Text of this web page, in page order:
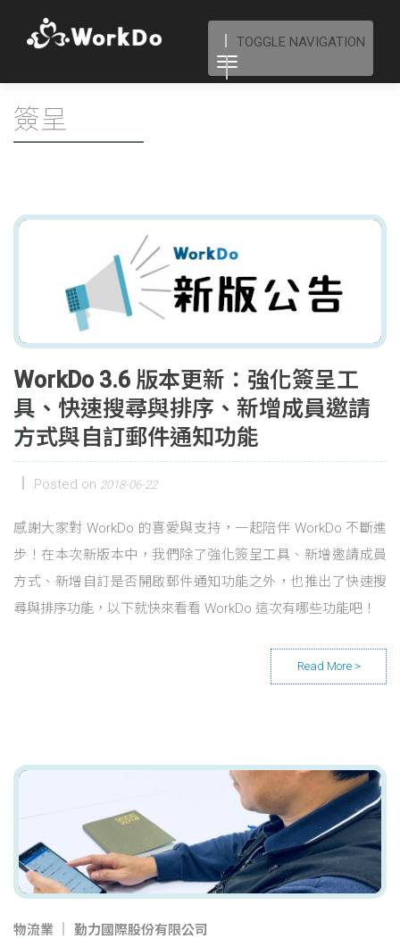
TOGGLE NAVIGATION
簽呈
WorkDo 3.6 版本更新：強化簽呈工
具、快速搜尋與排序、新增成員邀請
方式與自訂郵件通知功能
Posted on 2018-06-22
感謝大家對 WorkDo 的喜愛與支持，一起陪伴 WorkDo 不斷進
步！在本次新版本中，我們除了強化簽呈工具、新增邀請成員
方式、新增自訂是否開啟郵件通知功能之外，也推出了快速搜
尋與排序功能，以下就快來看看 WorkDo 這次有哪些功能吧！
物流業 勤力國際股份有限公司